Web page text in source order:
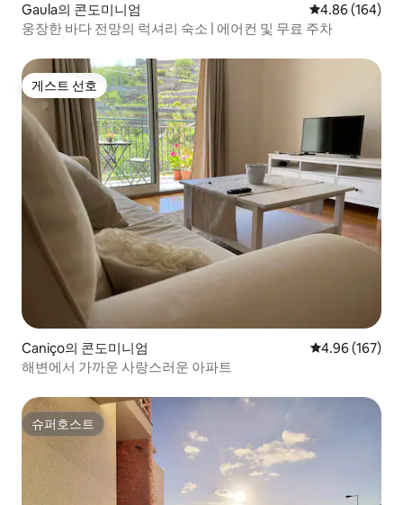
Gaula의 콘도미니엄 평점 4.86점(5
4.86 (164)
웅장한 바다 전망의 럭셔리 숙소 | 에어컨 및 무료 주차
게스트 선호
게스트 선호
Caniço의 콘도미니엄 평점 4.96점(5
4.96 (167)
해변에서 가까운 사랑스러운 아파트
슈퍼호스트
슈퍼호스트